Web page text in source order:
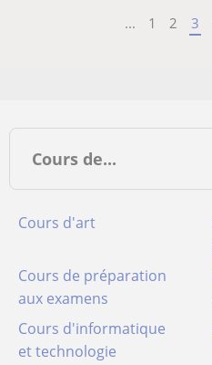
... 1 2 3
Cours de...
Cours d'art
Cours de préparation
aux examens
Cours d'informatique
et technologie